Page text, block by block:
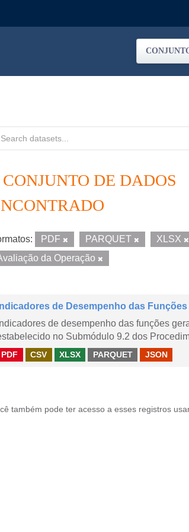
CONJUNTO DE DADOS
PDF PARQUET XLSX
da Operação
Indicadores de Desempenho das
Indicadores de desempenho das funções
no Submódulo 9.2 dos
PDF CSV XLSX PARQUET JSON
também pode ter acesso a esses registros